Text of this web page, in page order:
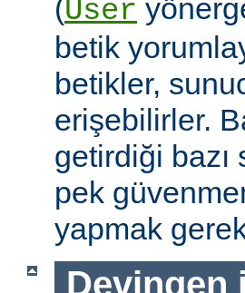
(User
betik
betikler,
erişebilirler.
getirdiği bazı
pek
yapmak
Devingen